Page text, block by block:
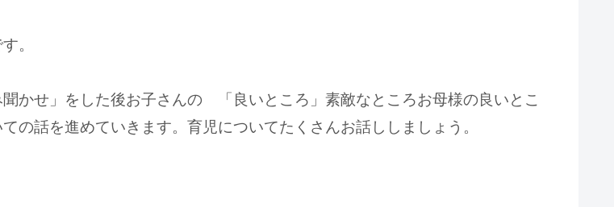
。
かせ」をした後お子さんの 「良いところ」素敵なところお母様の良いとこ
の話を進めていきます。育児についてたくさんお話ししましょう。